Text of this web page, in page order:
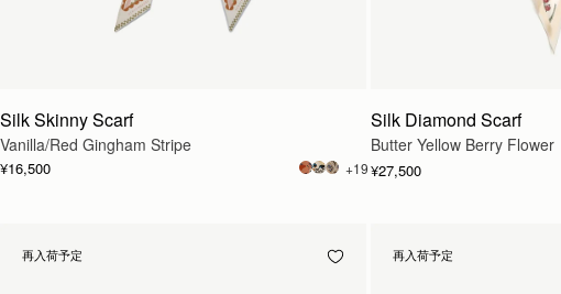
Silk Skinny Scarf
Vanilla/Red Gingham Stripe
¥16,500 +19
Silk Diamond Scarf
Butter Yellow Berry Flower
¥27,500
再入荷予定 再入荷予定